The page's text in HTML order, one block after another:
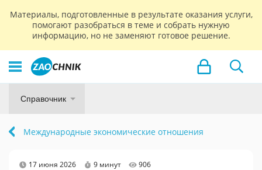
Материалы, подготовленные в результате оказания услуги,
помогают разобраться в теме и собрать нужную
информацию, но не заменяют готовое решение.
Справочник
Международные экономические отношения
17 июня 2026 9 минут 906